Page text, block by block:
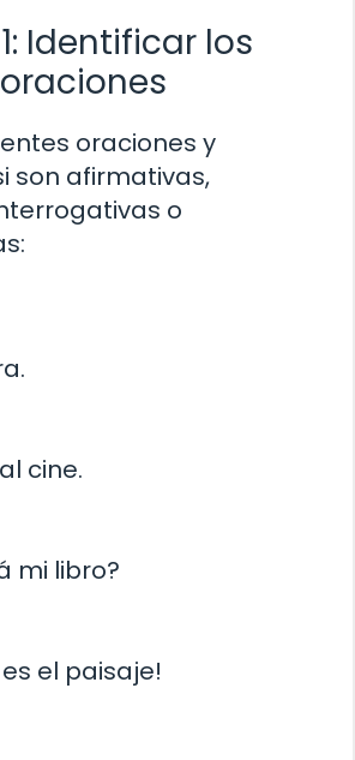
Identificar los
oraciones y
son afirmativas,
o
cine.
mi libro?
el paisaje!